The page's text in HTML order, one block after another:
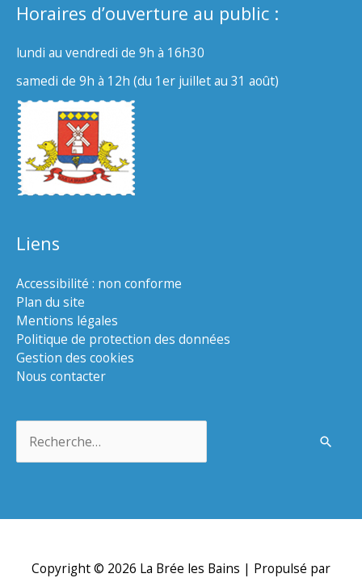
Horaires d’ouverture au public :
lundi au vendredi de 9h à 16h30
samedi de 9h à 12h (du 1er juillet au 31 août)
Liens
Accessibilité : non conforme
Plan du site
Mentions légales
Politique de protection des données
Gestion des cookies
Nous contacter
Copyright © 2026 La Brée les Bains | Propulsé par